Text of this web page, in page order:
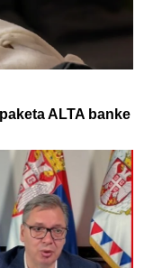
ALTA banke